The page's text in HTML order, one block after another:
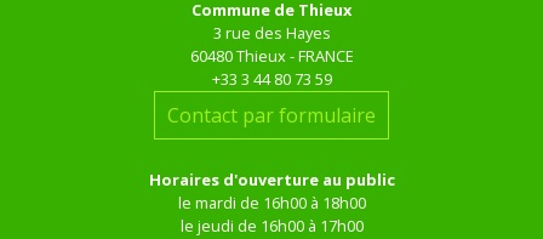
Commune de Thieux
3 rue des Hayes
60480 Thieux - FRANCE
+33 3 44 80 73 59
Contact par formulaire
Horaires d'ouverture au public
le mardi de 16h00 à 18h00
le jeudi de 16h00 à 17h00